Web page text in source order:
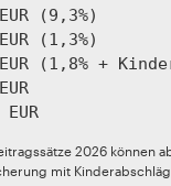
(9,3%)
(1,3%)
(1,8% +
2026 können
mit